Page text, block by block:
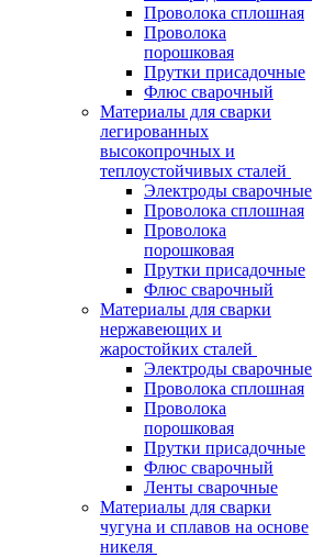
Проволока сплошная
Проволока
порошковая
Прутки присадочные
Флюс сварочный
Материалы для сварки
легированных
высокопрочных и
теплоустойчивых сталей
Электроды сварочные
Проволока сплошная
Проволока
порошковая
Прутки присадочные
Флюс сварочный
Материалы для сварки
нержавеющих и
жаростойких сталей
Электроды сварочные
Проволока сплошная
Проволока
порошковая
Прутки присадочные
Флюс сварочный
Ленты сварочные
Материалы для сварки
чугуна и сплавов на основе
никеля